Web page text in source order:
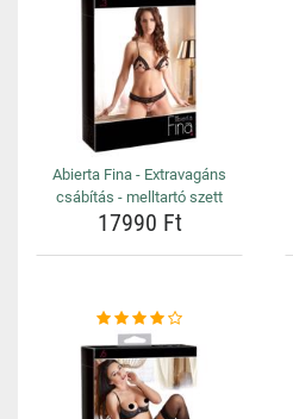
Abierta Fina - Extravagáns
csábítás - melltartó szett
17990 Ft